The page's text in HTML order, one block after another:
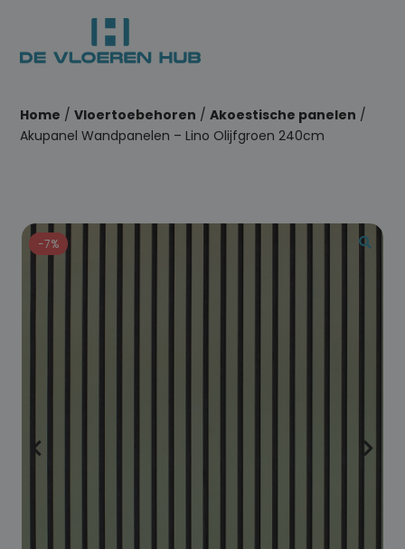
Home /Vloertoebehoren /Akoestische panelen /
Akupanel Wandpanelen – Lino Olijfgroen 240cm
-7%